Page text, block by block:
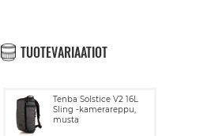
TUOTEVARIAATIOT
Tenba Solstice V2 16L
Sling -kamerareppu,
musta